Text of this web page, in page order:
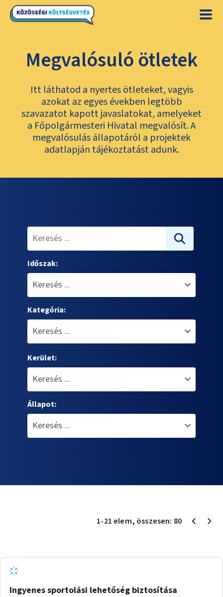
Megvalósuló ötletek
Itt láthatod a nyertes ötleteket, vagyis
azokat az egyes években legtöbb
szavazatot kapott javaslatokat, amelyeket
a Főpolgármesteri Hivatal megvalósít. A
megvalósulás állapotáról a projektek
adatlapján tájékoztatást adunk.
Időszak:
Kategória:
Kerület:
Állapot:
1-21 elem, összesen: 80
Ingyenes sportolási lehetőség biztosítása